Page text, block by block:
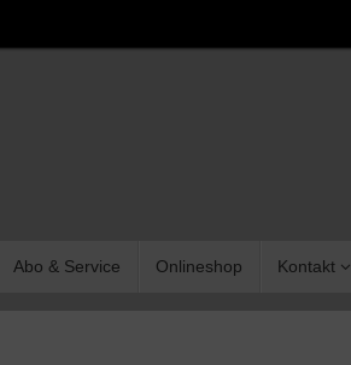
Abo & Service Onlineshop Kontakt